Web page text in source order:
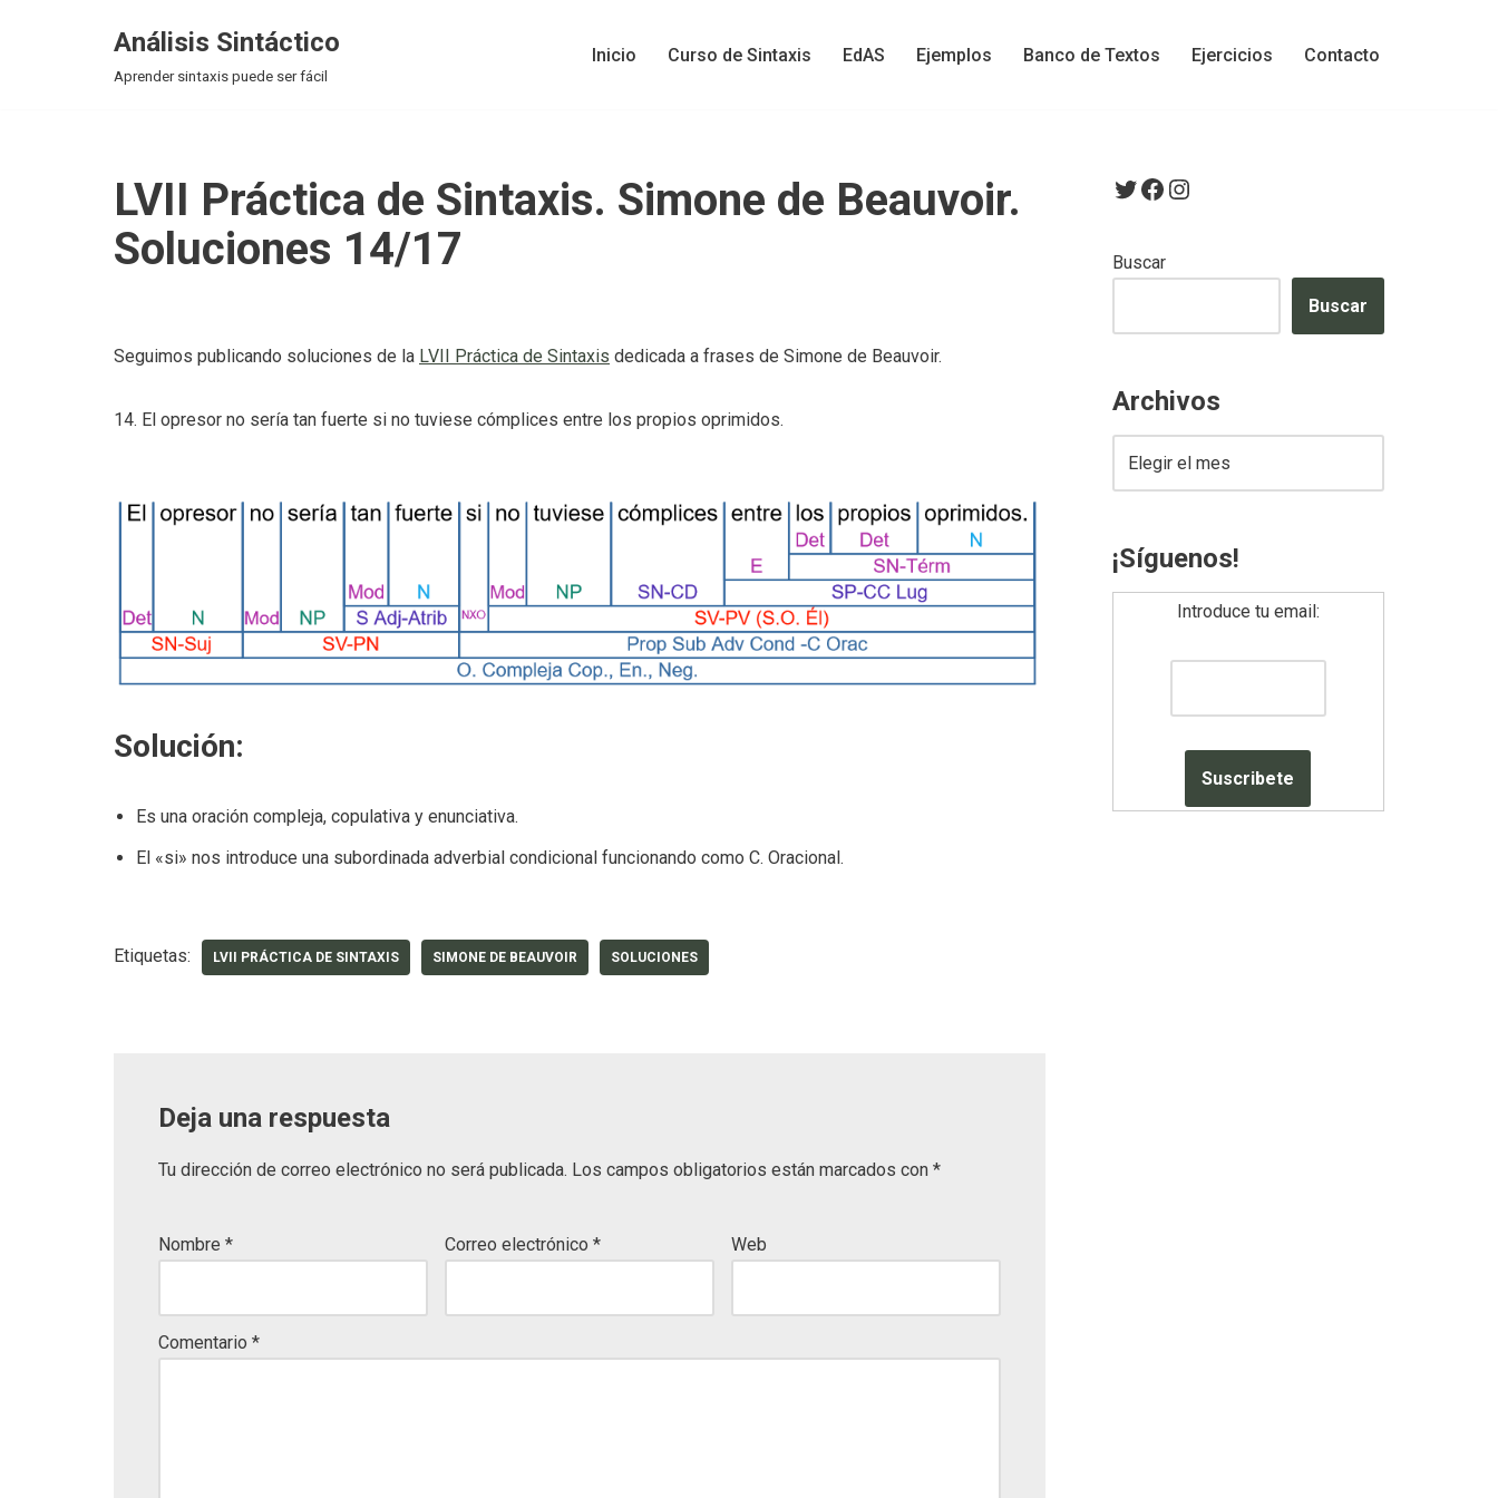
Análisis Sintáctico
Aprender sintaxis puede ser fácil
Inicio Curso de Sintaxis EdAS Ejemplos Banco de Textos Ejercicios Contacto
LVII Práctica de Sintaxis. Simone de Beauvoir.
Soluciones 14/17
Seguimos publicando soluciones de la LVII Práctica de Sintaxis dedicada a frases de Simone de Beauvoir.
14. El opresor no sería tan fuerte si no tuviese cómplices entre los propios oprimidos.
Solución:
Es una oración compleja, copulativa y enunciativa.
El «si» nos introduce una subordinada adverbial condicional funcionando como C. Oracional.
Etiquetas: LVII PRÁCTICA DE SINTAXIS SIMONE DE BEAUVOIR SOLUCIONES
Deja una respuesta
Tu dirección de correo electrónico no será publicada. Los campos obligatorios están marcados con *
Nombre * Correo electrónico * Web
Comentario *
Buscar
Buscar
Archivos
¡Síguenos!
Introduce tu email: